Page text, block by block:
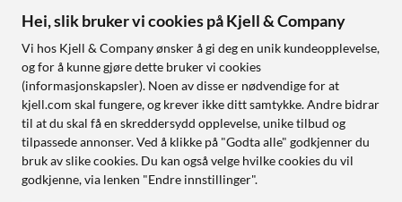
Hei, slik bruker vi cookies på Kjell & Company
Vi hos Kjell & Company ønsker å gi deg en unik kundeopplevelse,
og for å kunne gjøre dette bruker vi cookies
(informasjonskapsler). Noen av disse er nødvendige for at
kjell.com skal fungere, og krever ikke ditt samtykke. Andre bidrar
til at du skal få en skreddersydd opplevelse, unike tilbud og
tilpassede annonser. Ved å klikke på "Godta alle" godkjenner du
bruk av slike cookies. Du kan også velge hvilke cookies du vil
godkjenne, via lenken "Endre innstillinger".